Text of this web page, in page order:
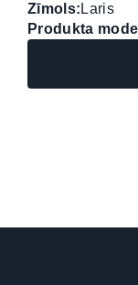
Zīmols: Laris
Produkta